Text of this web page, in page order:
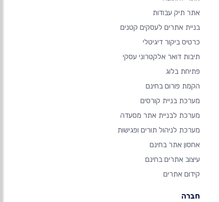
אתר תיק עבודות
בניית אתרים לעסקים קטנים
כרטיס ביקור דיגיטלי
תיבות דואר אלקטרוני עסקי
פתיחת בלוג
הקמת פורום בחינם
מערכת בניית קורסים
מערכת לבניית אתר מסעדה
מערכת לניהול תורים ופגישות
אחסון אתר בחינם
עיצוב אתרים בחינם
קידום אתרים
חברה